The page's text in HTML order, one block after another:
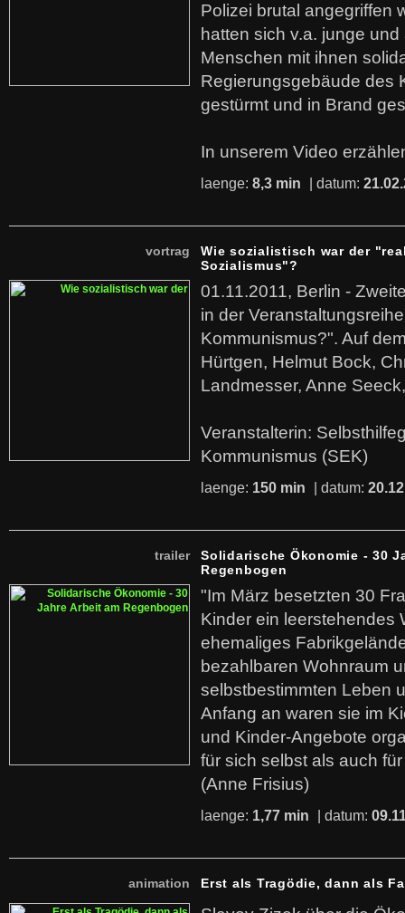
Polizei brutal angegriffen
hatten sich v.a. junge
Menschen mit ihnen
Regierungsgebäude des
gestürmt und in Brand
In unserem Video
laenge: 8,3 min | datum:
vortrag
Wie sozialistisch war der
Sozialismus"?
01.11.2011, Berlin -
in der
Kommunismus?". Auf
Hürtgen, Helmut Bock,
Landmesser, Anne
Veranstalterin:
Kommunismus (SEK)
laenge: 150 min | datum:
trailer
Solidarische Ökonomie - 30
Regenbogen
"Im März besetzten 30
Kinder ein leerstehendes
ehemaliges
bezahlbaren Wohnraum
selbstbestimmten Leben
Anfang an waren sie im
und Kinder-Angebote
für sich selbst als auch
(Anne Frisius)
laenge: 1,77 min | datum:
animation Erst als Tragödie, dann als